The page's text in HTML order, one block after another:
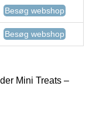
Besøg webshop
Besøg webshop
Mini Treats –